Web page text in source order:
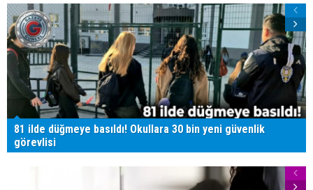
81 ilde düğmeye basıldı! Okullara 30 bin yeni güvenlik
görevlisi